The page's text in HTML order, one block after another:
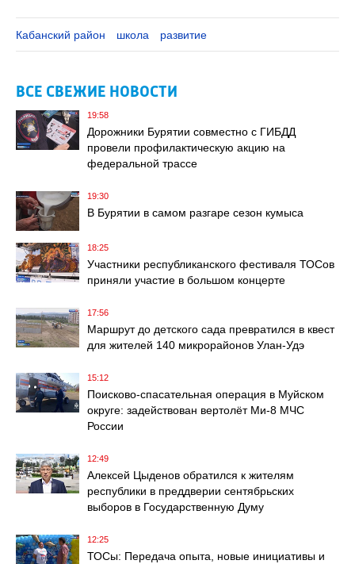
Кабанский район школа развитие
ВСЕ СВЕЖИЕ НОВОСТИ
19:58
Дорожники Бурятии совместно с ГИБДД
провели профилактическую акцию на
федеральной трассе
19:30
В Бурятии в самом разгаре сезон кумыса
18:25
Участники республиканского фестиваля ТОСов
приняли участие в большом концерте
17:56
Маршрут до детского сада превратился в квест
для жителей 140 микрорайонов Улан-Удэ
15:12
Поисково‑спасательная операция в Муйском
округе: задействован вертолёт Ми‑8 МЧС
России
12:49
Алексей Цыденов обратился к жителям
республики в преддверии сентябрьских
выборов в Государственную Думу
12:25
ТОСы: Передача опыта, новые инициативы и